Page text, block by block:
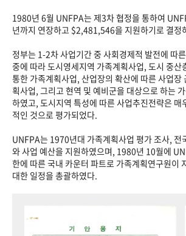
1980년 6월 UNFPA는 제3차 협정을 통하여
년까지 연장하고 $2,481,546을 지원하기로 결정
정부는 1-2차 사업기간 중 사회경제적 발전에 따
중에 따라 도시영세지역 가족계획사업, 도시 중산
통한 가족계획사업, 산업장의 확산에 따른 사업장
획사업, 그리고 현역 및 예비군을 대상으로 하는
하였고, 도시지역 특성에 따른 사업추진전략은 매
적인 것으로 평가되었다.
UNFPA는 1970년대 가족계획사업 평가 조사, 전
와 사업 예산을 지원하였으며, 1980년 10월에
한에 따른 국내 카운터 파트로 가족계획연구원이
대한 일정을 총괄하였다.